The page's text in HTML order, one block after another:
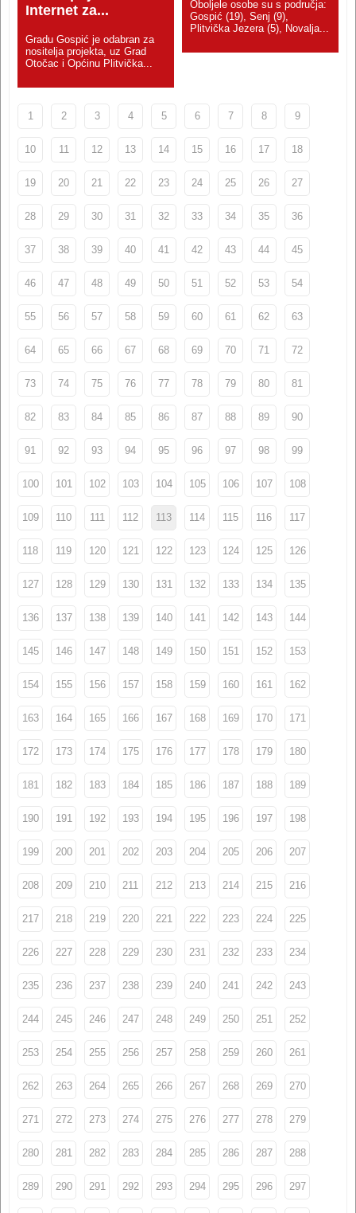
Internet za...
Gradu Gospić je odabran za
nositelja projekta, uz Grad
Otočac i Općinu Plitvička...
Oboljele osobe su s područja:
Gospić (19), Senj (9),
Plitvička Jezera (5), Novalja...
1 2 3 4 5 6 7 8 9
10 11 12 13 14 15 16 17 18
19 20 21 22 23 24 25 26 27
28 29 30 31 32 33 34 35 36
37 38 39 40 41 42 43 44 45
46 47 48 49 50 51 52 53 54
55 56 57 58 59 60 61 62 63
64 65 66 67 68 69 70 71 72
73 74 75 76 77 78 79 80 81
82 83 84 85 86 87 88 89 90
91 92 93 94 95 96 97 98 99
100 101 102 103 104 105 106 107 108
109 110 111 112 113 114 115 116 117
118 119 120 121 122 123 124 125 126
127 128 129 130 131 132 133 134 135
136 137 138 139 140 141 142 143 144
145 146 147 148 149 150 151 152 153
154 155 156 157 158 159 160 161 162
163 164 165 166 167 168 169 170 171
172 173 174 175 176 177 178 179 180
181 182 183 184 185 186 187 188 189
190 191 192 193 194 195 196 197 198
199 200 201 202 203 204 205 206 207
208 209 210 211 212 213 214 215 216
217 218 219 220 221 222 223 224 225
226 227 228 229 230 231 232 233 234
235 236 237 238 239 240 241 242 243
244 245 246 247 248 249 250 251 252
253 254 255 256 257 258 259 260 261
262 263 264 265 266 267 268 269 270
271 272 273 274 275 276 277 278 279
280 281 282 283 284 285 286 287 288
289 290 291 292 293 294 295 296 297